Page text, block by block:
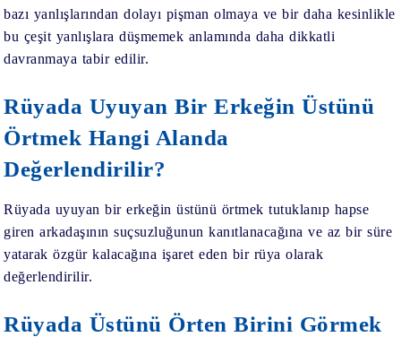
bazı yanlışlarından dolayı pişman olmaya ve bir daha kesinlikle
bu çeşit yanlışlara düşmemek anlamında daha dikkatli
davranmaya tabir edilir.
Rüyada Uyuyan Bir Erkeğin Üstünü
Örtmek Hangi Alanda
Değerlendirilir?
Rüyada uyuyan bir erkeğin üstünü örtmek tutuklanıp hapse
giren arkadaşının suçsuzluğunun kanıtlanacağına ve az bir süre
yatarak özgür kalacağına işaret eden bir rüya olarak
değerlendirilir.
Rüyada Üstünü Örten Birini Görmek